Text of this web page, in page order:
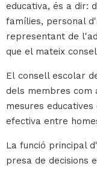
educativa, és a dir:
famílies, personal
representant de
que el mateix
El consell escolar
dels membres com
mesures
efectiva entre
La funció principal
presa de decisions